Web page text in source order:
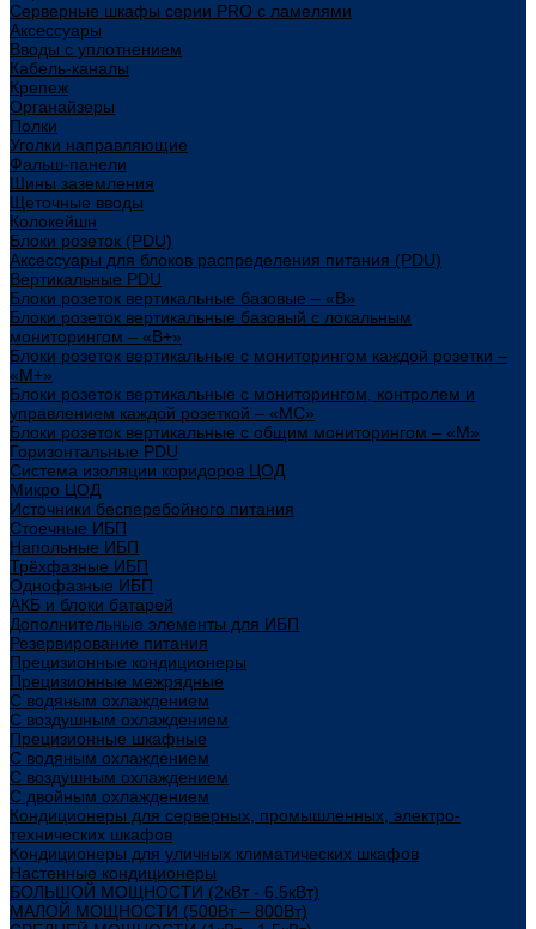
Серверные шкафы серии PRO с ламелями
Аксессуары
Вводы с уплотнением
Кабель-каналы
Крепеж
Органайзеры
Полки
Уголки направляющие
Фальш-панели
Шины заземления
Щеточные вводы
Колокейшн
Блоки розеток (PDU)
Аксессуары для блоков распределения питания (PDU)
Вертикальные PDU
Блоки розеток вертикальные базовые – «В»
Блоки розеток вертикальные базовый с локальным
мониторингом – «В+»
Блоки розеток вертикальные с мониторингом каждой розетки –
«М+»
Блоки розеток вертикальные с мониторингом, контролем и
управлением каждой розеткой – «МС»
Блоки розеток вертикальные с общим мониторингом – «М»
Горизонтальные PDU
Система изоляции коридоров ЦОД
Микро ЦОД
Источники бесперебойного питания
Стоечные ИБП
Напольные ИБП
Трёхфазные ИБП
Однофазные ИБП
АКБ и блоки батарей
Дополнительные элементы для ИБП
Резервирование питания
Прецизионные кондиционеры
Прецизионные межрядные
С водяным охлаждением
С воздушным охлаждением
Прецизионные шкафные
С водяным охлаждением
С воздушным охлаждением
С двойным охлаждением
Кондиционеры для серверных, промышленных, электро-
технических шкафов
Кондиционеры для уличных климатических шкафов
Настенные кондиционеры
БОЛЬШОЙ МОЩНОСТИ (2кВт - 6,5кВт)
МАЛОЙ МОЩНОСТИ (500Вт – 800Вт)